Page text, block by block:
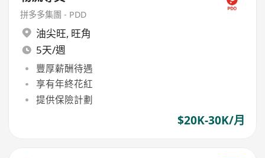
拼多多集團 - PDD
油尖旺, 旺角
5天/週
豐厚薪酬待遇
享有年終花紅
提供保險計劃
$20K-30K/月